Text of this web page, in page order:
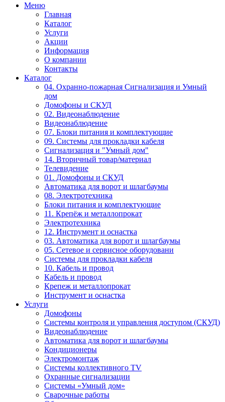
Меню
Главная
Каталог
Услуги
Акции
Информация
О компании
Контакты
Каталог
04. Охранно-пожарная Сигнализация и Умный
дом
Домофоны и СКУД
02. Видеонаблюдение
Видеонаблюдение
07. Блоки питания и комплектующие
09. Системы для прокладки кабеля
Сигнализация и "Умный дом"
14. Вторичный товар/материал
Телевидение
01. Домофоны и СКУД
Автоматика для ворот и шлагбаумы
08. Электротехника
Блоки питания и комплектующие
11. Крепёж и металлопрокат
Электротехника
12. Инструмент и оснастка
03. Автоматика для ворот и шлагбаумы
05. Сетевое и сервисное оборудовани
Системы для прокладки кабеля
10. Кабель и провод
Кабель и провод
Крепеж и металлопрокат
Инструмент и оснастка
Услуги
Домофоны
Системы контроля и управления доступом (СКУД)
Видеонаблюдение
Автоматика для ворот и шлагбаумы
Кондиционеры
Электромонтаж
Системы коллективного TV
Охранные сигнализации
Системы «Умный дом»
Сварочные работы